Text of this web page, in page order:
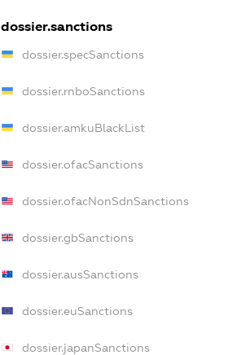
dossier.sanctions
dossier.specSanctions
dossier.rnboSanctions
dossier.amkuBlackList
dossier.ofacSanctions
dossier.ofacNonSdnSanctions
dossier.gbSanctions
dossier.ausSanctions
dossier.euSanctions
dossier.japanSanctions